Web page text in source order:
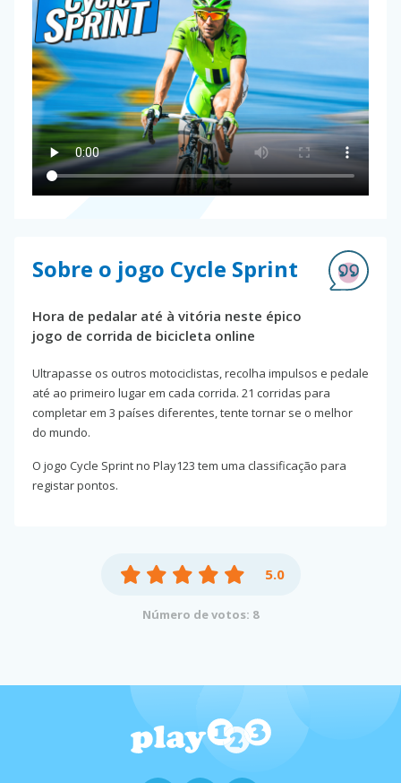
Sobre o jogo Cycle Sprint
Hora de pedalar até à vitória neste épico
jogo de corrida de bicicleta online
Ultrapasse os outros motociclistas, recolha impulsos e pedale
até ao primeiro lugar em cada corrida. 21 corridas para
completar em 3 países diferentes, tente tornar se o melhor
do mundo.
O jogo Cycle Sprint no Play123 tem uma classificação para
registar pontos.
5.0
Número de votos: 8